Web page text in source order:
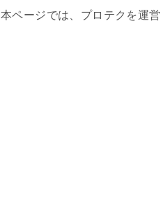
本ページでは、プロテクを運